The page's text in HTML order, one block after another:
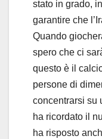
stato in grado,
garantire che
Quando
spero che ci
questo è il
persone di
concentrarsi su
ha ricordato il
ha risposto